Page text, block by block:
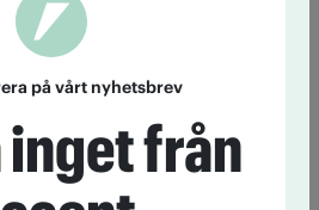
på vårt nyhetsbrev
från